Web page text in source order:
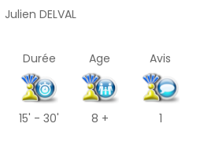
Julien DELVAL
Durée
15' - 30'
Age
8 +
Avis
1